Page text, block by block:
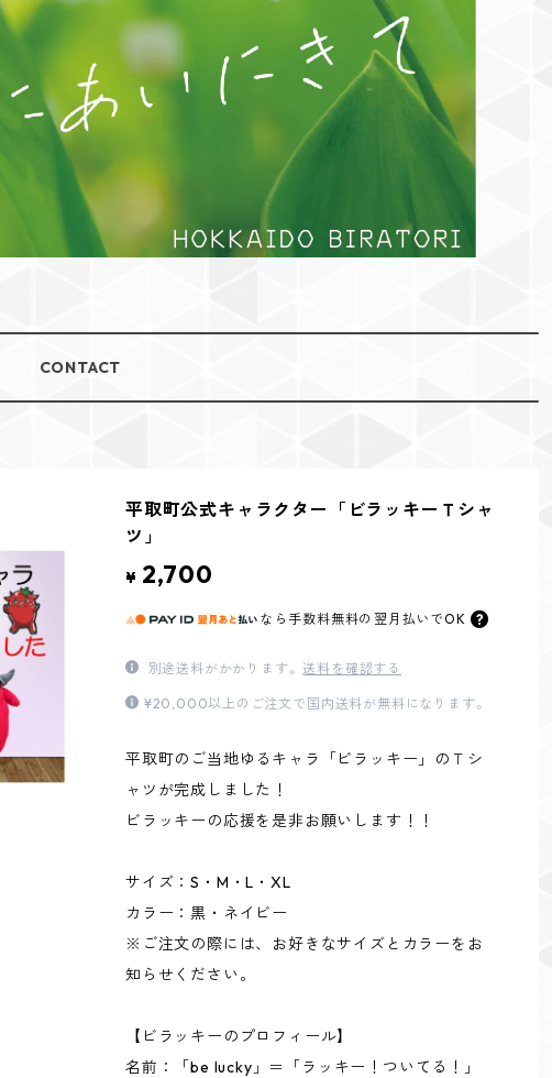
CONTACT
平取町公式キャラクター「ビラッキーＴシャ
ツ」
¥ 2,700
なら 手数料無料の 翌月払いでOK
別途送料がかかります。送料を確認する
¥20,000以上のご注文で国内送料が無料になります。
平取町のご当地ゆるキャラ「ビラッキー」のＴシ
ャツが完成しました！
ビラッキーの応援を是非お願いします！！
サイズ：S・M・L・XL
カラー：黒・ネイビー
※ご注文の際には、お好きなサイズとカラーをお
知らせください。
【ビラッキーのプロフィール】
名前：「be lucky」＝「ラッキー！ついてる！」